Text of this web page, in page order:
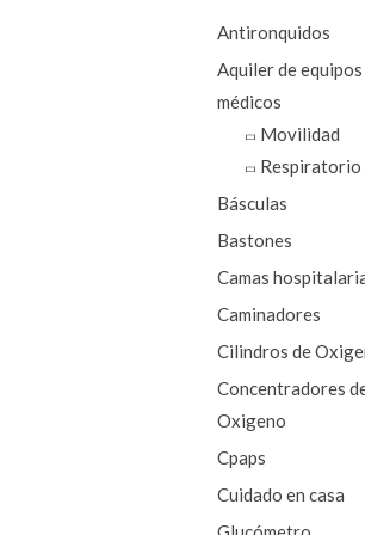
Antironquidos
Aquiler de equipos
médicos
Movilidad
Respiratorio
Básculas
Bastones
Camas
Caminadores
Cilindros de
Concentradores
Oxigeno
Cpaps
Cuidado en casa